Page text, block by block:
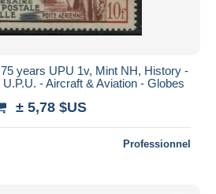
years UPU 1v, Mint NH, History -
- Aircraft & Aviation - Globes
± 5,78 $US
Professionnel